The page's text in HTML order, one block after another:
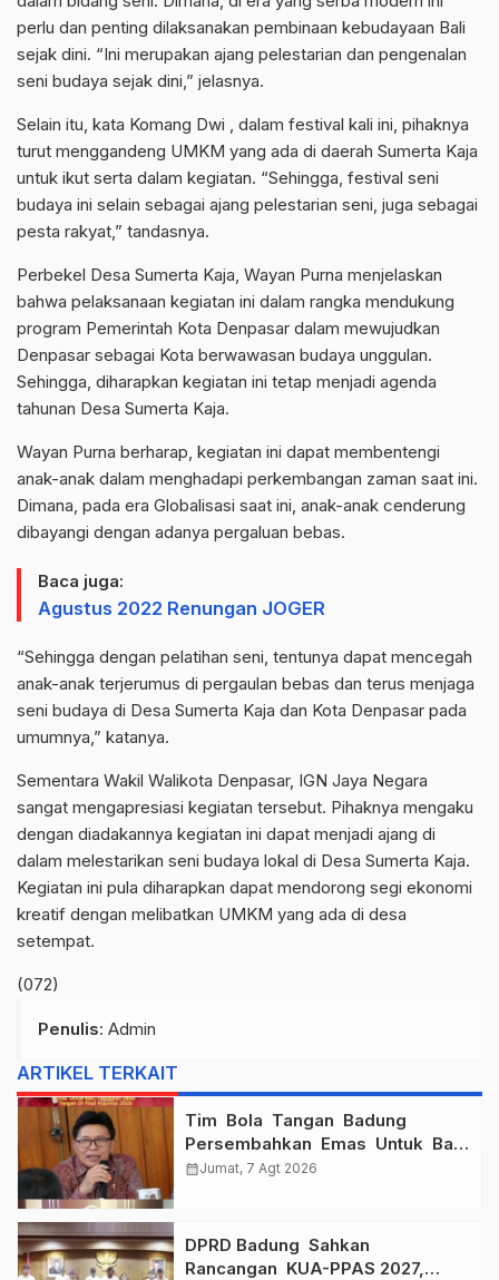
perlu dan penting dilaksanakan pembinaan kebudayaan Bali
sejak dini. “Ini merupakan ajang pelestarian dan pengenalan
seni budaya sejak dini,” jelasnya.
Selain itu, kata Komang Dwi , dalam festival kali ini, pihaknya
turut menggandeng UMKM yang ada di daerah Sumerta Kaja
untuk ikut serta dalam kegiatan. “Sehingga, festival seni
budaya ini selain sebagai ajang pelestarian seni, juga sebagai
pesta rakyat,” tandasnya.
Perbekel Desa Sumerta Kaja, Wayan Purna menjelaskan
bahwa pelaksanaan kegiatan ini dalam rangka mendukung
program Pemerintah Kota Denpasar dalam mewujudkan
Denpasar sebagai Kota berwawasan budaya unggulan.
Sehingga, diharapkan kegiatan ini tetap menjadi agenda
tahunan Desa Sumerta Kaja.
Wayan Purna berharap, kegiatan ini dapat membentengi
anak-anak dalam menghadapi perkembangan zaman saat ini.
Dimana, pada era Globalisasi saat ini, anak-anak cenderung
dibayangi dengan adanya pergaluan bebas.
Baca juga:
Agustus 2022 Renungan JOGER
“Sehingga dengan pelatihan seni, tentunya dapat mencegah
anak-anak terjerumus di pergaulan bebas dan terus menjaga
seni budaya di Desa Sumerta Kaja dan Kota Denpasar pada
umumnya,” katanya.
Sementara Wakil Walikota Denpasar, IGN Jaya Negara
sangat mengapresiasi kegiatan tersebut. Pihaknya mengaku
dengan diadakannya kegiatan ini dapat menjadi ajang di
dalam melestarikan seni budaya lokal di Desa Sumerta Kaja.
Kegiatan ini pula diharapkan dapat mendorong segi ekonomi
kreatif dengan melibatkan UMKM yang ada di desa
setempat.
(072)
Penulis: Admin
ARTIKEL TERKAIT
Tim Bola Tangan Badung
Persembahkan Emas Untuk Bali
, Taklukkan Jawa Tengah Di
calendar_monthJumat, 7 Agt 2026
DPRD Badung Sahkan
Rancangan KUA-PPAS 2027,